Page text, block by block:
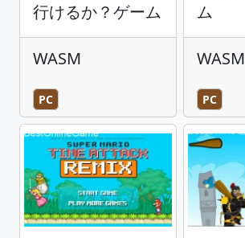
行けるか？ゲーム
WASM
PC
ム
WASM
PC